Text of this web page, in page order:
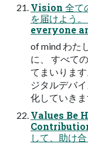
Vision 全て
を届けよう
everyone
of mind わた
に、 すべて
てまいりま
ジタルデバ
化していき
Values Be
Contribution
して、助け合